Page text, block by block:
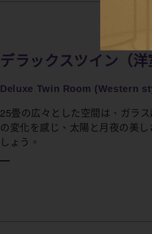
デラックスツイン（洋
Deluxe Twin Room (Western
25畳の広々とした空間は、ガラ
の変化を感じ、太陽と月夜の美
しょう。